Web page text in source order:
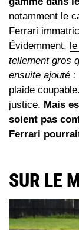
notamment le
Ferrari
Évidemment,
tellement gros
ensuite ajouté :
plaide
justice. Mais
soient pas
Ferrari
SUR LE